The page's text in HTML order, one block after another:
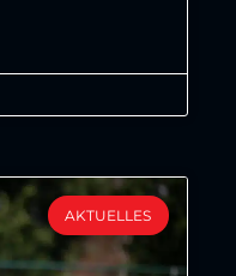
AKTUELLES